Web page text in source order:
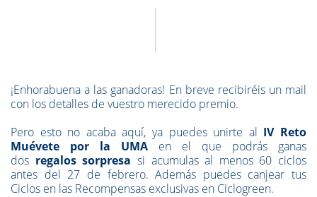
¡Enhorabuena a las ganadoras! En breve recibiréis un mail
con los detalles de vuestro merecido premio.
Pero esto no acaba aquí, ya puedes unirte al IV Reto
Muévete por la UMA en el que podrás ganas
dos regalos sorpresa si acumulas al menos 60 ciclos
antes del 27 de febrero. Además puedes canjear tus
Ciclos en las Recompensas exclusivas en Ciclogreen.